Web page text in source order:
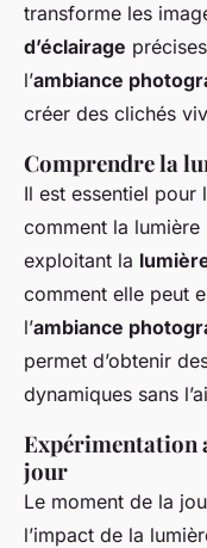
transforme les
d’éclairage
l’ambiance
créer des clichés
Comprendre la
Il est essentiel pour
comment la
exploitant la
comment elle peut
l’ambiance
permet d’obtenir
dynamiques sans
Expérimentation
jour
Le moment de la
l’impact de la